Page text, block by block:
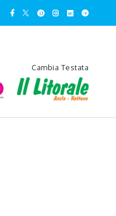
Cambia Testata